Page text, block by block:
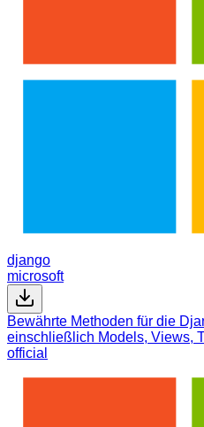
django
microsoft
Bewährte Methoden für die
einschließlich Models, Views,
official